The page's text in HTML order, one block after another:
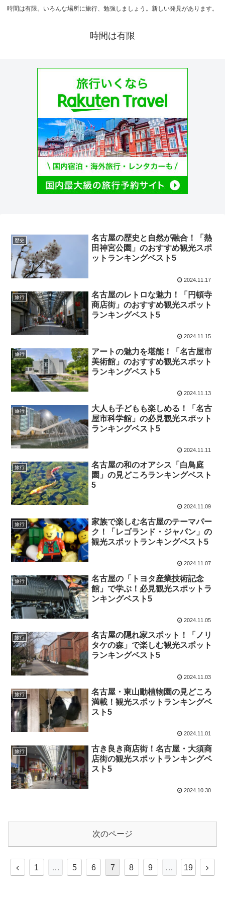
時間は有限。いろんな場所に旅行、勉強しましょう。新しい発見があります。
時間は有限
歴史
名古屋の歴史と自然が融合！「熱
田神宮公園」のおすすめ観光スポ
ットランキングベスト5
2024.11.17
旅行
名古屋のレトロな魅力！「円頓寺
商店街」のおすすめ観光スポット
ランキングベスト5
2024.11.15
旅行
アートの魅力を堪能！「名古屋市
美術館」のおすすめ観光スポット
ランキングベスト5
2024.11.13
旅行
大人も子どもも楽しめる！「名古
屋市科学館」の必見観光スポット
ランキングベスト5
2024.11.11
旅行
名古屋の和のオアシス「白鳥庭
園」の見どころランキングベスト
5
2024.11.09
旅行
家族で楽しむ名古屋のテーマパー
ク！「レゴランド・ジャパン」の
観光スポットランキングベスト5
2024.11.07
旅行
名古屋の「トヨタ産業技術記念
館」で学ぶ！必見観光スポットラ
ンキングベスト5
2024.11.05
旅行
名古屋の隠れ家スポット！「ノリ
タケの森」で楽しむ観光スポット
ランキングベスト5
2024.11.03
旅行
名古屋・東山動植物園の見どころ
満載！観光スポットランキングベ
スト5
2024.11.01
旅行
古き良き商店街！名古屋・大須商
店街の観光スポットランキングベ
スト5
2024.10.30
次のページ
前
1 … 5 6 7 8 9 … 19
次